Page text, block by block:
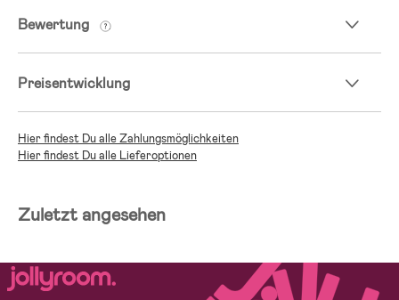
Bewertung
Preisentwicklung
Hier findest Du alle Zahlungsmöglichkeiten
Hier findest Du alle Lieferoptionen
Zuletzt angesehen